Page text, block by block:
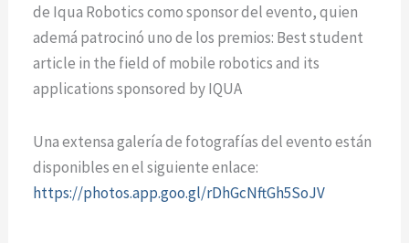
de Iqua Robotics como sponsor del evento, quien
ademá patrocinó uno de los premios: Best student
article in the field of mobile robotics and its
applications sponsored by IQUA
Una extensa galería de fotografías del evento están
disponibles en el siguiente enlace:
https://photos.app.goo.gl/rDhGcNftGh5SoJV